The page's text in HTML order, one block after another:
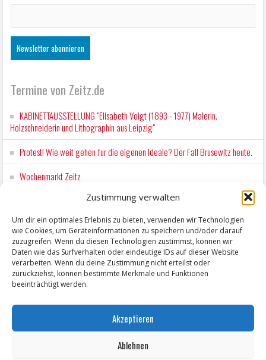
Zustimmung verwalten
Um dir ein optimales Erlebnis zu bieten, verwenden wir Technologien
wie Cookies, um Geräteinformationen zu speichern und/oder darauf
zuzugreifen. Wenn du diesen Technologien zustimmst, können wir
Daten wie das Surfverhalten oder eindeutige IDs auf dieser Website
verarbeiten. Wenn du deine Zustimmung nicht erteilst oder
zurückziehst, können bestimmte Merkmale und Funktionen
beeinträchtigt werden.
Akzeptieren
Ablehnen
Termine von Zeitz.de
KABINETTAUSSTELLUNG "Elisabeth Voigt (1893 - 1977) Malerin.
Holzschneiderin und Lithographin aus Leipzig"
Protest! Wie weit gehen für die eigenen Ideale? Der Fall Brüsewitz heute.
Wochenmarkt Zeitz
EINFACH LESEN im August 2026 H.P. Richter - DAMALS WAR ES FRIEDRICH
Workshop für Kinder: Stop-Motion mit LEGO® & Robotik